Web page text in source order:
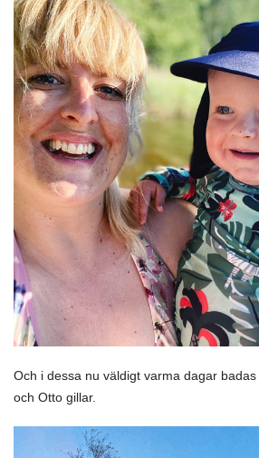
Och i dessa nu väldigt varma dagar
och Otto gillar.